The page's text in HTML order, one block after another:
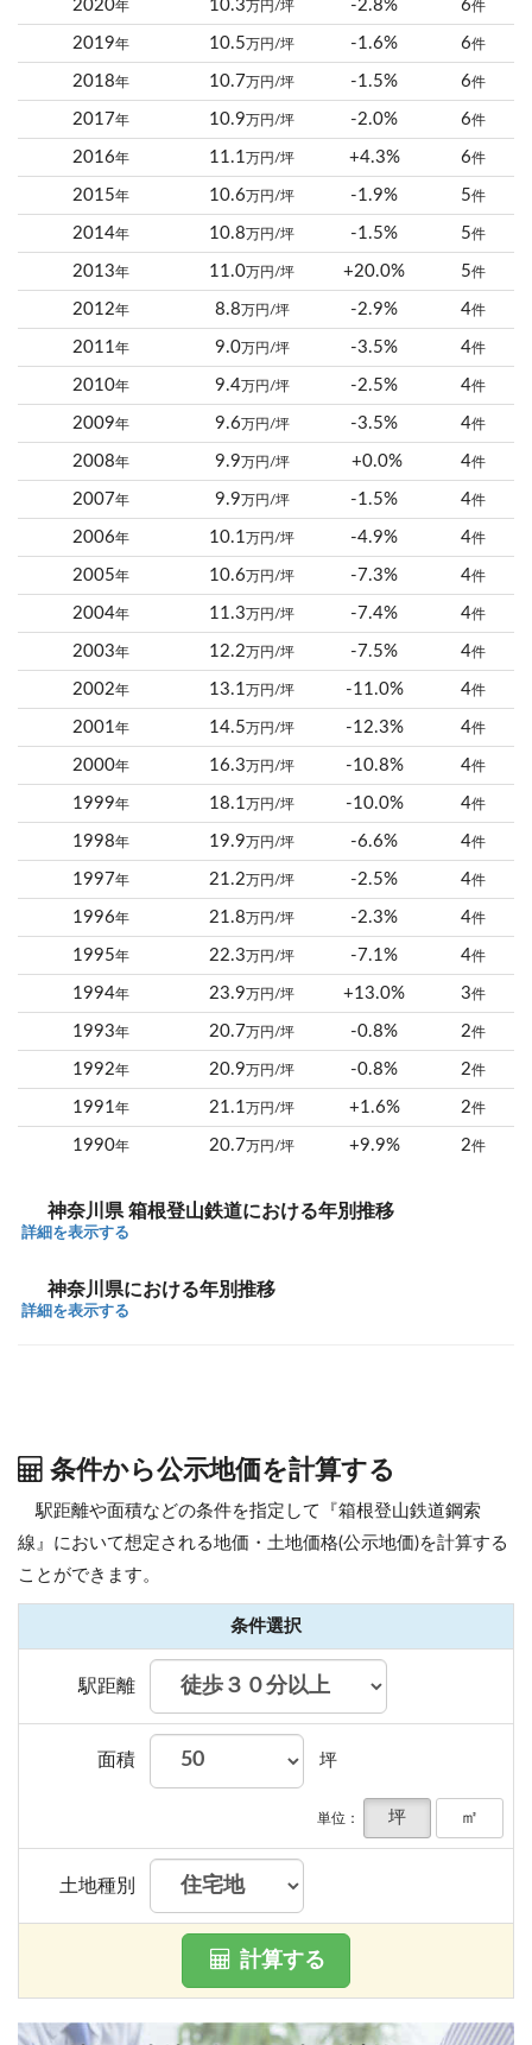
2020年 10.3万円/坪 -2.8% 6件
2019年 10.5万円/坪 -1.6% 6件
2018年 10.7万円/坪 -1.5% 6件
2017年 10.9万円/坪 -2.0% 6件
2016年 11.1万円/坪 +4.3% 6件
2015年 10.6万円/坪 -1.9% 5件
2014年 10.8万円/坪 -1.5% 5件
2013年 11.0万円/坪 +20.0% 5件
2012年 8.8万円/坪 -2.9% 4件
2011年 9.0万円/坪 -3.5% 4件
2010年 9.4万円/坪 -2.5% 4件
2009年 9.6万円/坪 -3.5% 4件
2008年 9.9万円/坪 +0.0% 4件
2007年 9.9万円/坪 -1.5% 4件
2006年 10.1万円/坪 -4.9% 4件
2005年 10.6万円/坪 -7.3% 4件
2004年 11.3万円/坪 -7.4% 4件
2003年 12.2万円/坪 -7.5% 4件
2002年 13.1万円/坪 -11.0% 4件
2001年 14.5万円/坪 -12.3% 4件
2000年 16.3万円/坪 -10.8% 4件
1999年 18.1万円/坪 -10.0% 4件
1998年 19.9万円/坪 -6.6% 4件
1997年 21.2万円/坪 -2.5% 4件
1996年 21.8万円/坪 -2.3% 4件
1995年 22.3万円/坪 -7.1% 4件
1994年 23.9万円/坪 +13.0% 3件
1993年 20.7万円/坪 -0.8% 2件
1992年 20.9万円/坪 -0.8% 2件
1991年 21.1万円/坪 +1.6% 2件
1990年 20.7万円/坪 +9.9% 2件
神奈川県 箱根登山鉄道における年別推移
詳細を表示する
神奈川県における年別推移
詳細を表示する
条件から公示地価を計算する
駅距離や面積などの条件を指定して『箱根登山鉄道鋼索
線』において想定される地価・土地価格(公示地価)を計算する
ことができます。
条件選択
駅距離
面積 坪
単位： 坪 ㎡
土地種別
計算する